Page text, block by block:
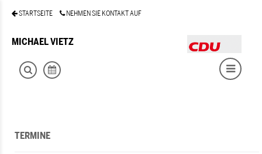
STARTSEITE NEHMEN SIE KONTAKT AUF
MICHAEL VIETZ
TERMINE